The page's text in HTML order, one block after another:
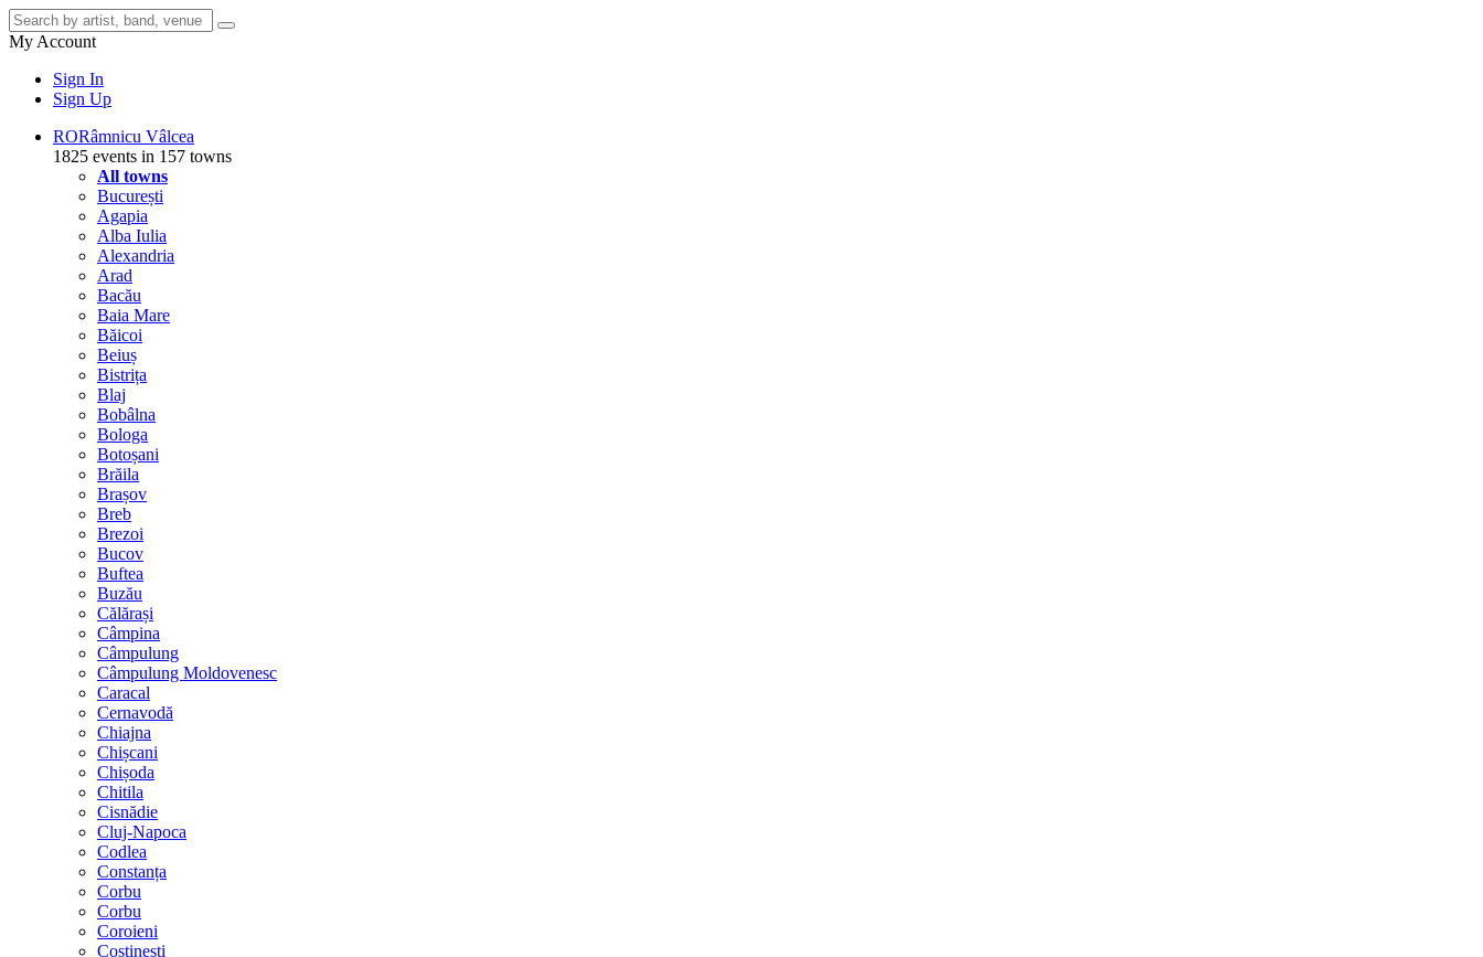
My Account
Sign In
Sign Up
RORâmnicu Vâlcea
1825 events in 157 towns
All towns
București
Agapia
Alba Iulia
Alexandria
Arad
Bacău
Baia Mare
Băicoi
Beiuș
Bistrița
Blaj
Bobâlna
Bologa
Botoșani
Brăila
Brașov
Breb
Brezoi
Bucov
Buftea
Buzău
Călărași
Câmpina
Câmpulung
Câmpulung Moldovenesc
Caracal
Cernavodă
Chiajna
Chișcani
Chișoda
Chitila
Cisnădie
Cluj-Napoca
Codlea
Constanța
Corbu
Corbu
Coroieni
Costinești